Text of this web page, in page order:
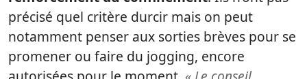
précisé quel critère durcir mais on peut
notamment penser aux sorties brèves pour se
promener ou faire du jogging, encore